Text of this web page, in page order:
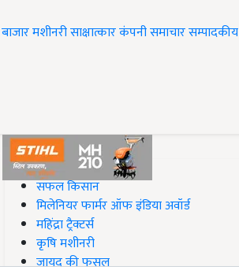
बाजारमशीनरीसाक्षात्कारकंपनी समाचारसम्पादकीय
#Top on Krishi Jagran
सफल किसान
मिलेनियर फार्मर ऑफ इंडिया अवॉर्ड
महिंद्रा ट्रैक्टर्स
कृषि मशीनरी
जायद की फसल